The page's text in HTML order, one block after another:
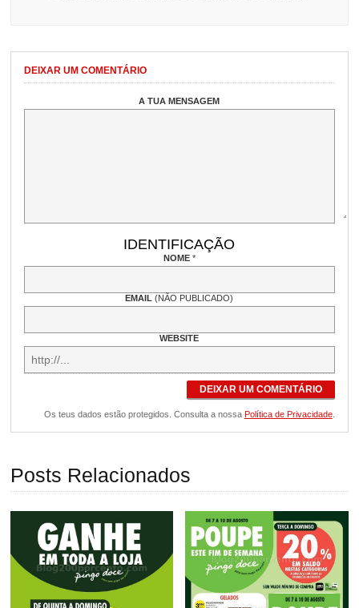
DEIXAR UM COMENTÁRIO
A TUA MENSAGEM
IDENTIFICAÇÃO
NOME *
EMAIL(NÃO PUBLICADO)
WEBSITE
DEIXAR UM COMENTÁRIO
Os teus dados estão protegidos. Consulta a nossa Política de Privacidade.
Posts Relacionados